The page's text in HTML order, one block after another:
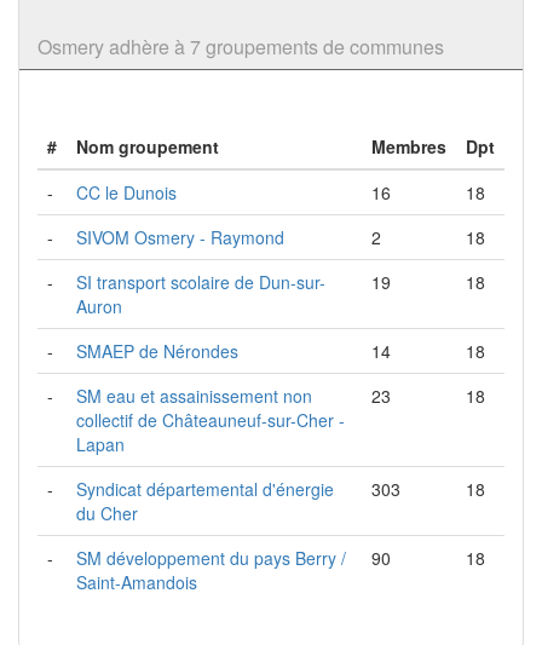
Osmery adhère à 7 groupements de communes
# Nom groupement Membres
Dpt
-
CC le Dunois 16
18
-
SIVOM Osmery - Raymond 2
18
-
SI transport scolaire de Dun-sur-
Auron
19 18
- SMAEP de Nérondes 14
18
-
SM eau et assainissement non
collectif de Châteauneuf-sur-Cher -
Lapan
23 18
-
Syndicat départemental d'énergie
du Cher
303 18
-
SM développement du pays Berry /
Saint-Amandois
90 18